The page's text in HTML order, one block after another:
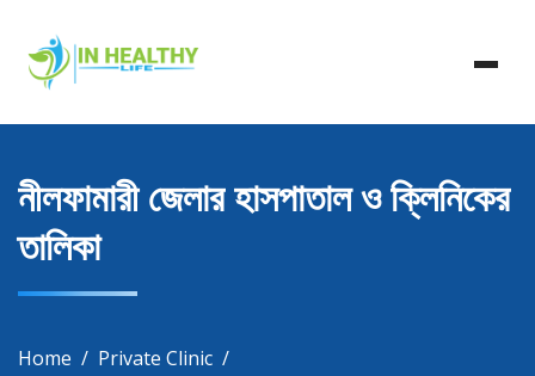
content
In Healthy Life
In Healthy Life, Healthy Life, Health Life, Doctor List,
Doctor Listing
নীলফামারী জেলার হাসপাতাল ও ক্লিনিকের
তালিকা
Home
Private Clinic